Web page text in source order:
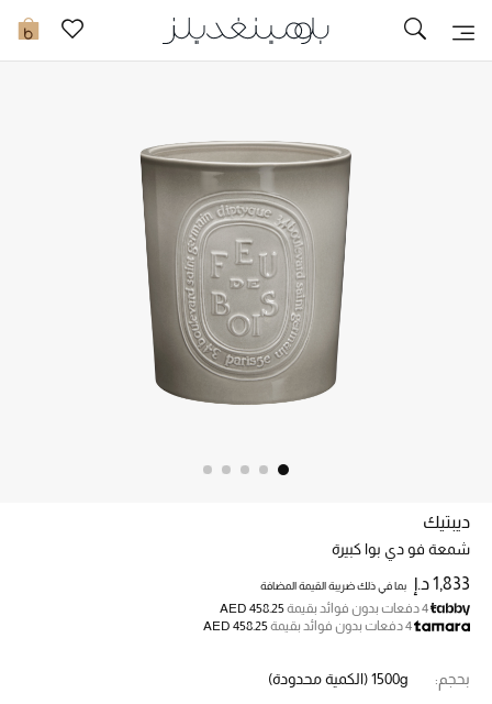
0 تخفيضات
جديد في الخصومات
مزيد من التخفيضات
خصم حتى 70%
تسوقوا الآن
ديبتيك
شمعة فو دي بوا كبيرة
1,833 د.إ بما في ذلك ضريبة القيمة المضافة
4 دفعات بدون فوائد بقيمة
AED 458.25
4 دفعات بدون فوائد بقيمة
AED 458.25
بحجم: 1500g(الكمية محدودة)